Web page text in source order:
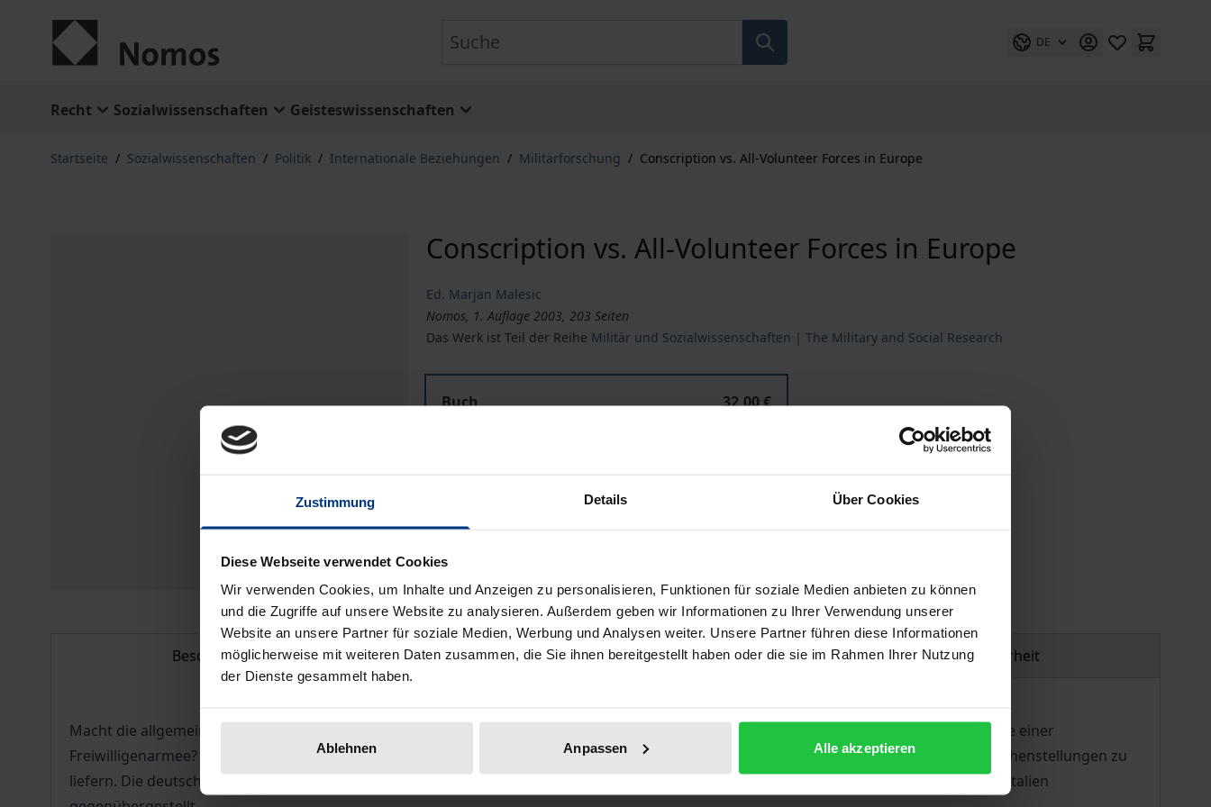
Zustimmung Details Über Cookies
Diese Webseite verwendet Cookies
Wir verwenden Cookies, um Inhalte und Anzeigen zu personalisieren, Funktionen für soziale Medien anbieten zu können
und die Zugriffe auf unsere Website zu analysieren. Außerdem geben wir Informationen zu Ihrer Verwendung unserer
Website an unsere Partner für soziale Medien, Werbung und Analysen weiter. Unsere Partner führen diese Informationen
möglicherweise mit weiteren Daten zusammen, die Sie ihnen bereitgestellt haben oder die sie im Rahmen Ihrer Nutzung
der Dienste gesammelt haben.
Ablehnen Anpassen Alle akzeptieren
DE
Recht Sozialwissenschaften Geisteswissenschaften
Startseite / Sozialwissenschaften / Politik / Internationale Beziehungen / Militärforschung / Conscription vs. All-Volunteer Forces in Europe
Conscription vs. All-Volunteer Forces in Europe
Ed. Marjan Malesic
Nomos, 1. Auflage 2003, 203 Seiten
Das Werk ist Teil der Reihe Militär und Sozialwissenschaften | The Military and Social Research
Buch
32,00 €
In den Warenkorb
Hinweise zu Versandkosten
Beschreibung Bibliografische Angaben Produktsicherheit
Macht die allgemeine Wehrpflicht angesichts der Herausforderungen des 21. Jahrhunderts noch Sinn? Welches sind die Vor- und Nachteile einer
Freiwilligenarmee? Der vorliegende Band vergleicht die Modelle und Erfahrungen zahlreicher Länder, um Anhaltspunkte für künftige Weichenstellungen zu
liefern. Die deutschen Konzepte werden hierbei jenen in Frankreich, Belgien, Niederlanden, Finnland, Slowenien, Österreich, Schweiz und Italien